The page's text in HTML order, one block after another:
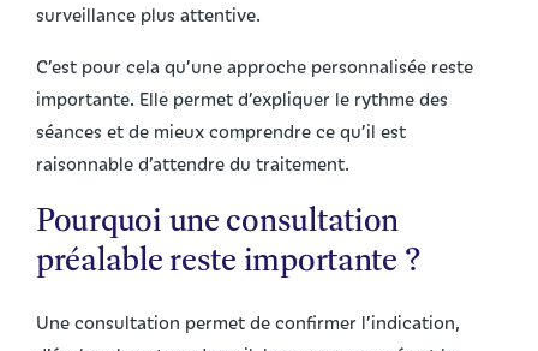
surveillance plus attentive.
C’est pour cela qu’une approche personnalisée reste
importante. Elle permet d’expliquer le rythme des
séances et de mieux comprendre ce qu’il est
raisonnable d’attendre du traitement.
Pourquoi une consultation
préalable reste importante ?
Une consultation permet de confirmer l’indication,